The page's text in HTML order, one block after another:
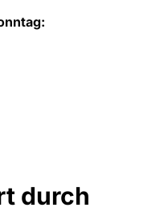
durch